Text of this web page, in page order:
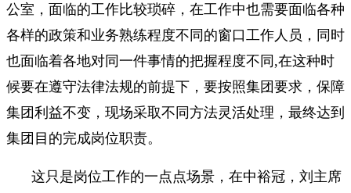
公室，面临的工作比较琐碎，在工作中也需要面临各种
各样的政策和业务熟练程度不同的窗口工作人员，同时
也面临着各地对同一件事情的把握程度不同,在这种时
候要在遵守法律法规的前提下，要按照集团要求，保障
集团利益不变，现场采取不同方法灵活处理，最终达到
集团目的完成岗位职责。
这只是岗位工作的一点点场景，在中裕冠，刘主席